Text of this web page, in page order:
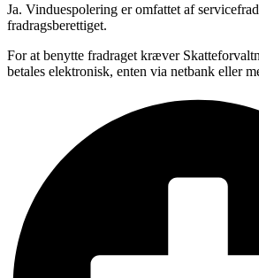
Ja. Vinduespolering er omfattet af
fradragsberettiget.
For at benytte fradraget kræver
betales elektronisk, enten via netbank eller